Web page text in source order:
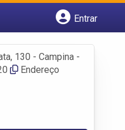
Entrar
130 - Campina -
Endereço